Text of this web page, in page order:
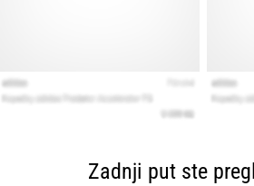
Zadnji put ste